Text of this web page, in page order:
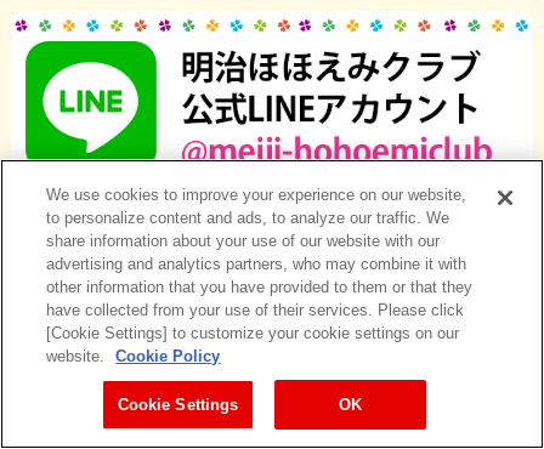
We use cookies to improve your experience on our website,
to personalize content and ads, to analyze our traffic. We
share information about your use of our website with our
advertising and analytics partners, who may combine it with
other information that you have provided to them or that they
have collected from your use of their services. Please click
[Cookie Settings] to customize your cookie settings on our
website.
Cookie Policy
Cookie Settings OK